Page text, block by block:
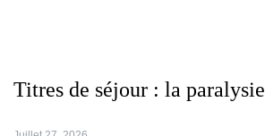
Titres de séjour : la